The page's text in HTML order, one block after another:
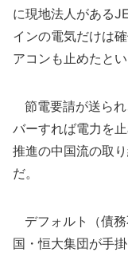
に現地法人がある
インの電気だけは
アコンも止めたとい
節電要請が送ら
バーすれば電力を
推進の中国流の取
だ。
デフォルト（債
国・恒大集団が手